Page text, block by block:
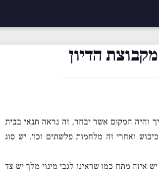
הדיון
והיה המקום אשר יבחר, זה נראה תנאי בבית
ואחרי זה מלחמות פלשתים וכו׳. יש סוג
איזה מתח כמו שראינו לגבי מינוי מלך יש צד